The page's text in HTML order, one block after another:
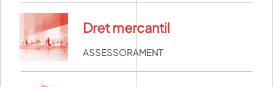
Dret mercantil
ASSESSORAMENT